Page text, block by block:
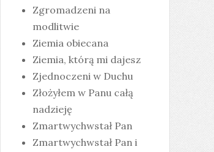
Zgromadzeni na
modlitwie
Ziemia obiecana
Ziemia, którą mi dajesz
Zjednoczeni w Duchu
Złożyłem w Panu całą
nadzieję
Zmartwychwstał Pan
Zmartwychwstał Pan i